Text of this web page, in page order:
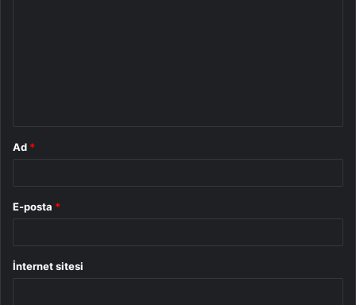
Ad *
E-posta *
İnternet sitesi